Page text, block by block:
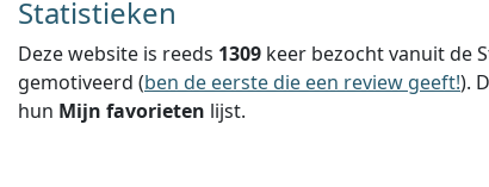
Statistieken
Deze website is reeds 1309 keer bezocht vanuit de
gemotiveerd (ben de eerste die een review geeft!).
hun Mijn favorieten lijst.